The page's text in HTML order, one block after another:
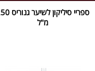
ספריי סיליקון
מ"ל